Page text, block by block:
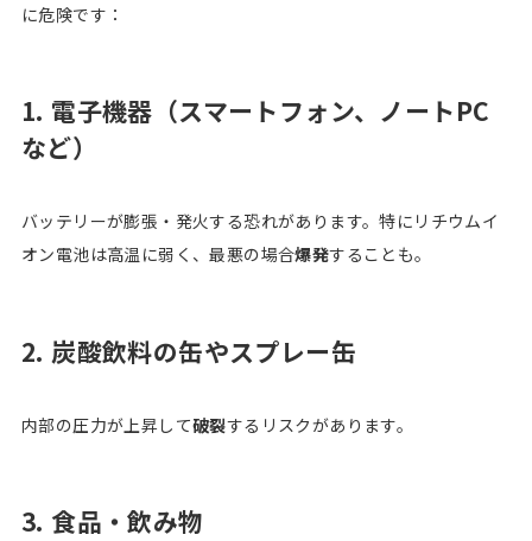
に危険です：
1. 電子機器（スマートフォン、ノートPC
など）
バッテリーが膨張・発火する恐れがあります。特にリチウムイ
オン電池は高温に弱く、最悪の場合爆発することも。
2. 炭酸飲料の缶やスプレー缶
内部の圧力が上昇して破裂するリスクがあります。
3. 食品・飲み物